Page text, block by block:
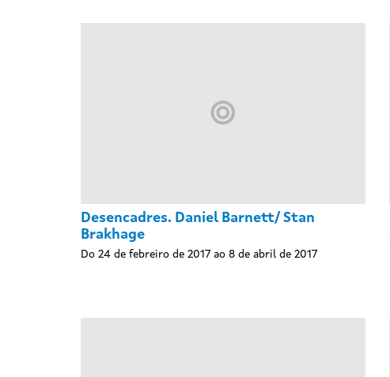
Desencadres. Daniel Barnett/ Stan
Brakhage
Do 24 de febreiro de 2017 ao 8 de abril de 2017